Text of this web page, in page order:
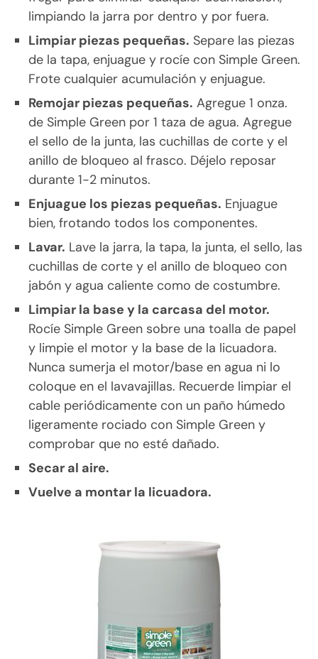
limpiando la jarra por dentro y por fuera.
Limpiar piezas pequeñas. Separe las piezas
de la tapa, enjuague y rocíe con Simple Green.
Frote cualquier acumulación y enjuague.
Remojar piezas pequeñas. Agregue 1 onza.
de Simple Green por 1 taza de agua. Agregue
el sello de la junta, las cuchillas de corte y el
anillo de bloqueo al frasco. Déjelo reposar
durante 1-2 minutos.
Enjuague los piezas pequeñas. Enjuague
bien, frotando todos los componentes.
Lavar. Lave la jarra, la tapa, la junta, el sello, las
cuchillas de corte y el anillo de bloqueo con
jabón y agua caliente como de costumbre.
Limpiar la base y la carcasa del motor.
Rocíe Simple Green sobre una toalla de papel
y limpie el motor y la base de la licuadora.
Nunca sumerja el motor/base en agua ni lo
coloque en el lavavajillas. Recuerde limpiar el
cable periódicamente con un paño húmedo
ligeramente rociado con Simple Green y
comprobar que no esté dañado.
Secar al aire.
Vuelve a montar la licuadora.